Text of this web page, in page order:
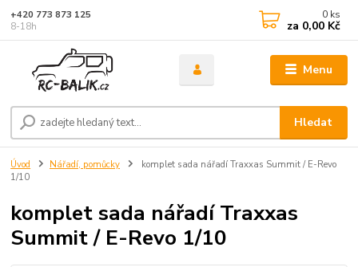
Menu
Hledat
+420 773 873 125
8-18h
0 ks
za 0,00 Kč
Úvod Nářadí, pomůcky
komplet sada nářadí Traxxas Summit / E-Revo
1/10
komplet sada nářadí Traxxas
Summit / E-Revo 1/10